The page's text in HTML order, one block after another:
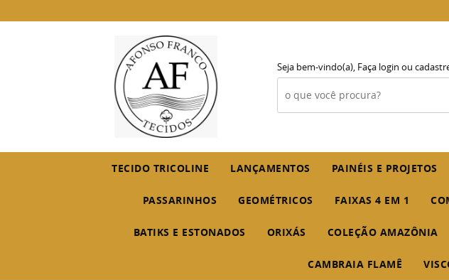
Seja bem-vindo(a), Faça login ou
TECIDO TRICOLINE LANÇAMENTOS PAINÉIS E PROJETOS
PASSARINHOS GEOMÉTRICOS FAIXAS 4 EM 1
BATIKS E ESTONADOS ORIXÁS COLEÇÃO AMAZÔNIA
CAMBRAIA FLAMÊ